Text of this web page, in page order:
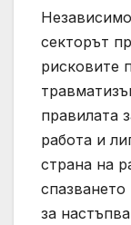
секторът
рисковите
правилата
работа и
страна на
за